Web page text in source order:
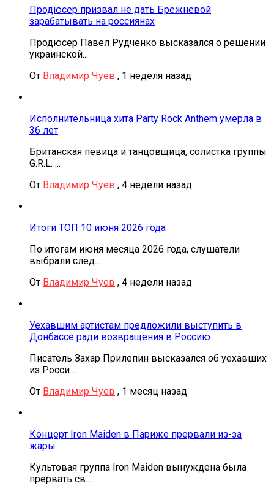
Продюсер призвал не дать Брежневой
зарабатывать на россиянах
Продюсер Павел Рудченко высказался о решении
украинской...
От Владимир Чуев , 1 неделя назад
Исполнительница хита Party Rock Anthem умерла в
36 лет
Британская певица и танцовщица, солистка группы
G.R.L. ...
От Владимир Чуев , 4 недели назад
Итоги ТОП 10 июня 2026 года
По итогам июня месяца 2026 года, слушатели
выбрали след...
От Владимир Чуев , 4 недели назад
Уехавшим артистам предложили выступить в
Донбассе ради возвращения в Россию
Писатель Захар Прилепин высказался об уехавших
из Росси...
От Владимир Чуев , 1 месяц назад
Концерт Iron Maiden в Париже прервали из-за
жары
Культовая группа Iron Maiden вынуждена была
прервать св...